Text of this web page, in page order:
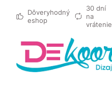
Dôveryhodný
eshop
30 dní
na
vrátenie